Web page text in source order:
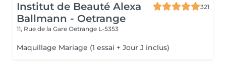
Institut de Beauté Alexa
Ballmann - Oetrange
321
11, Rue de la Gare Oetrange L-5353
Maquillage Mariage (1 essai + Jour J inclus)